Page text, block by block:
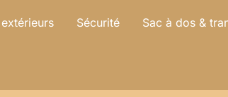
Sécurité Sac à dos &